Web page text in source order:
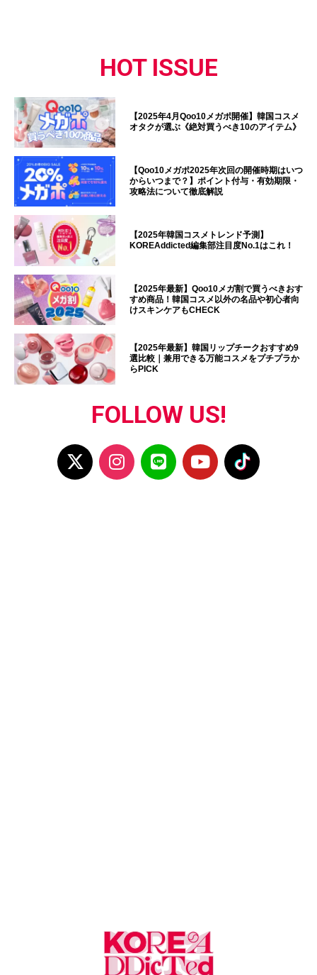
HOT ISSUE
【2025年4月Qoo10メガポ開催】韓国コスメ
オタクが選ぶ《絶対買うべき10のアイテム》
【Qoo10メガポ2025年次回の開催時期はいつ
からいつまで？】ポイント付与・有効期限・
攻略法について徹底解説
【2025年韓国コスメトレンド予測】
KOREAddicted編集部注目度No.1はこれ！
【2025年最新】Qoo10メガ割で買うべきおす
すめ商品！韓国コスメ以外の名品や初心者向
けスキンケアもCHECK
【2025年最新】韓国リップチークおすすめ9
選比較｜兼用できる万能コスメをプチプラか
らPICK
FOLLOW US!